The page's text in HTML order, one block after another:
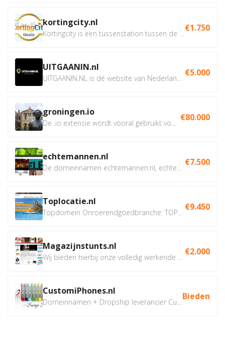
kortingcity.nl €1.750
UITGAANIN.nl €5.000
groningen.io €80.000
echtemannen.nl €7.500
Toplocatie.nl €9.450
Magazijnstunts.nl €2.000
CustomiPhones.nl Bieden